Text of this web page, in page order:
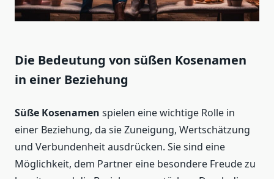
Die Bedeutung von süßen Kosenamen
in einer Beziehung
Süße Kosenamen spielen eine wichtige Rolle in
einer Beziehung, da sie Zuneigung, Wertschätzung
und Verbundenheit ausdrücken. Sie sind eine
Möglichkeit, dem Partner eine besondere Freude zu